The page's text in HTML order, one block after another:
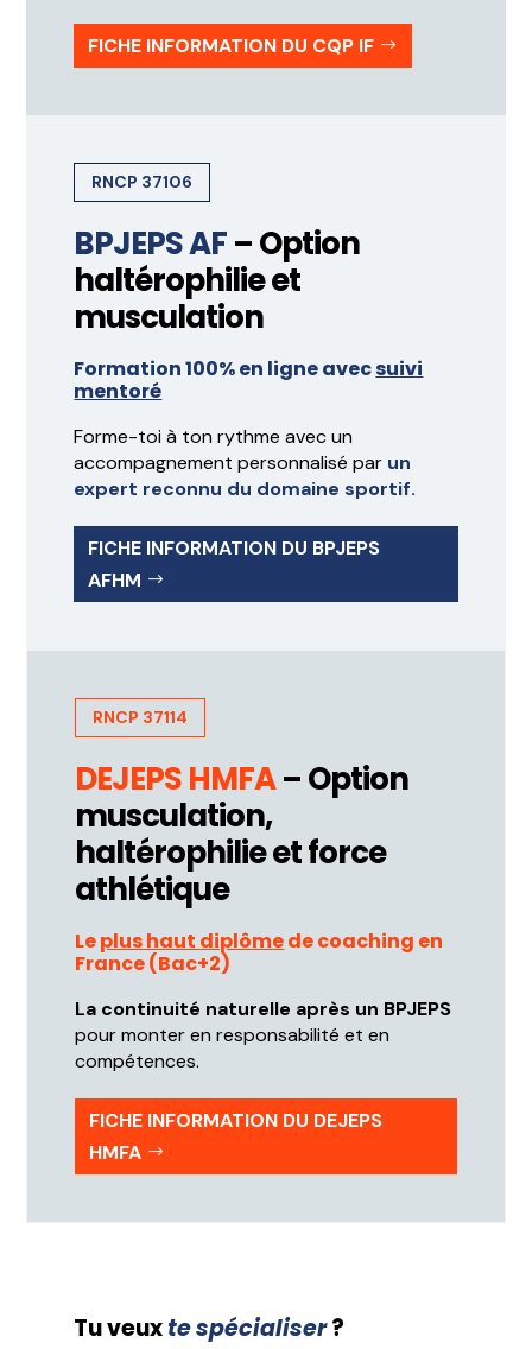
FICHE INFORMATION DU CQP IF
RNCP 37106
BPJEPS AF– Option
haltérophilie et
musculation
Formation 100% en ligne avecsuivi
mentoré
Forme-toi à ton rythme avec un
accompagnement personnalisé par un
expert reconnu du domaine sportif.
FICHE INFORMATION DU BPJEPS
AFHM
RNCP 37114
DEJEPS HMFA– Option
musculation,
haltérophilie et force
athlétique
Leplus haut diplômede coaching en
France (Bac+2)
La continuité naturelle après un BPJEPS
pour monter en responsabilité et en
compétences.
FICHE INFORMATION DU DEJEPS
HMFA
Tu veuxte spécialiser?